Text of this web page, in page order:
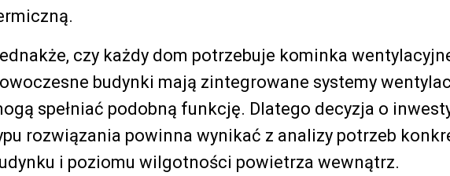
czy każdy dom potrzebuje kominka
budynki mają zintegrowane systemy
spełniać podobną funkcję. Dlatego decyzja o
rozwiązania powinna wynikać z analizy potrzeb
i poziomu wilgotności powietrza wewnątrz.